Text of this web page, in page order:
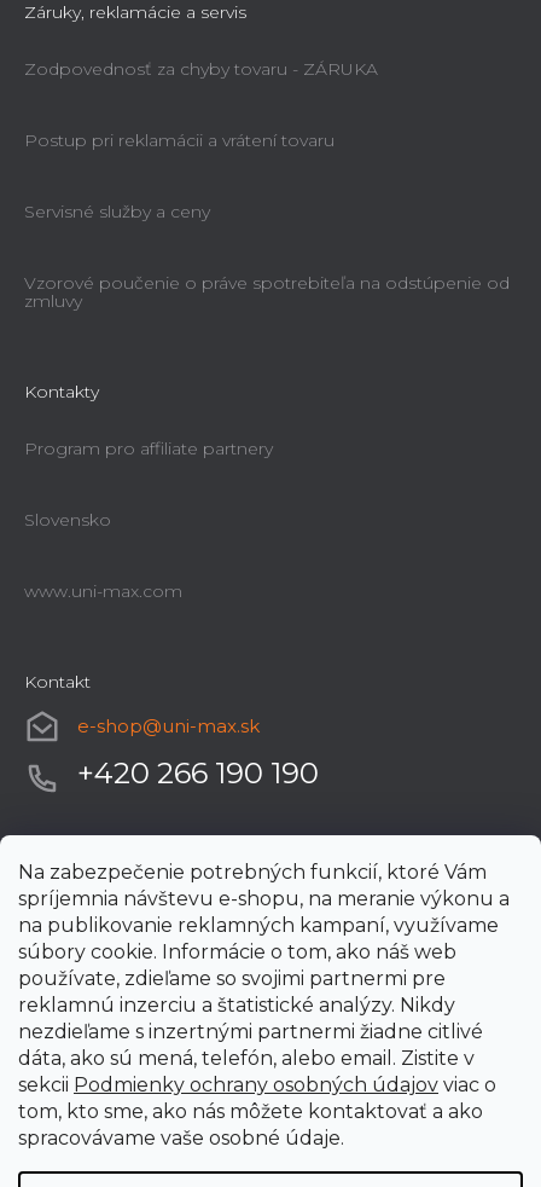
Na zabezpečenie potrebných funkcií, ktoré Vám
spríjemnia návštevu e-shopu, na meranie výkonu a
na publikovanie reklamných kampaní, využívame
súbory cookie. Informácie o tom, ako náš web
používate, zdieľame so svojimi partnermi pre
reklamnú inzerciu a štatistické analýzy. Nikdy
nezdieľame s inzertnými partnermi žiadne citlivé
dáta, ako sú mená, telefón, alebo email. Zistite v
sekcii Podmienky ochrany osobných údajov viac o
tom, kto sme, ako nás môžete kontaktovať a ako
spracovávame vaše osobné údaje.
Záruky, reklamácie a servis
Zodpovednosť za chyby tovaru - ZÁRUKA
Postup pri reklamácii a vrátení tovaru
Servisné služby a ceny
Vzorové poučenie o práve spotrebiteľa na odstúpenie od
zmluvy
Kontakty
Program pro affiliate partnery
Slovensko
www.uni-max.com
Kontakt
e-shop@uni-max.sk
+420 266 190 190